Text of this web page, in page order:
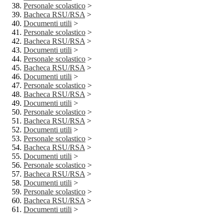
Personale scolastico >
Bacheca RSU/RSA >
Documenti utili >
Personale scolastico >
Bacheca RSU/RSA >
Documenti utili >
Personale scolastico >
Bacheca RSU/RSA >
Documenti utili >
Personale scolastico >
Bacheca RSU/RSA >
Documenti utili >
Personale scolastico >
Bacheca RSU/RSA >
Documenti utili >
Personale scolastico >
Bacheca RSU/RSA >
Documenti utili >
Personale scolastico >
Bacheca RSU/RSA >
Documenti utili >
Personale scolastico >
Bacheca RSU/RSA >
Documenti utili >